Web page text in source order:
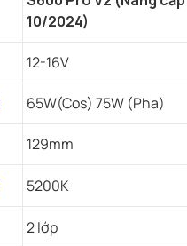
10/2024)
12-16V
65W(Cos) 75W (Pha)
129mm
5200K
2 lớp